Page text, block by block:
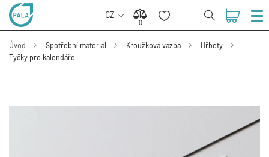
CZ
0
0
Úvod Spotřební materiál Kroužková vazba
Hřbety
Tyčky pro kalendáře